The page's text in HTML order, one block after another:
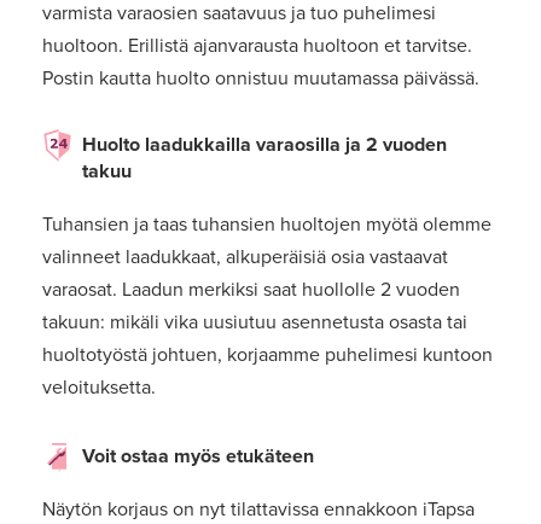
varmista varaosien saatavuus ja tuo puhelimesi
huoltoon. Erillistä ajanvarausta huoltoon et tarvitse.
Postin kautta huolto onnistuu muutamassa päivässä.
Huolto laadukkailla varaosilla ja 2 vuoden
takuu
Tuhansien ja taas tuhansien huoltojen myötä olemme
valinneet laadukkaat, alkuperäisiä osia vastaavat
varaosat. Laadun merkiksi saat huollolle 2 vuoden
takuun: mikäli vika uusiutuu asennetusta osasta tai
huoltotyöstä johtuen, korjaamme puhelimesi kuntoon
veloituksetta.
Voit ostaa myös etukäteen
Näytön korjaus on nyt tilattavissa ennakkoon iTapsa